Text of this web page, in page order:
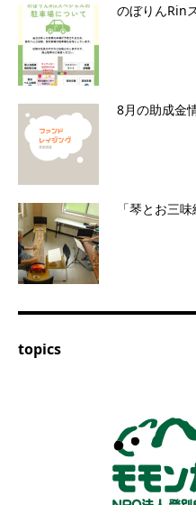
のぼりんRin
8月の助成金
「琴とお三味
topics